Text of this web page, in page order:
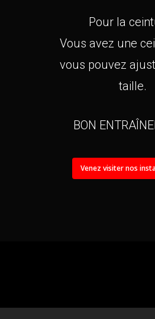
Pour la
Vous avez une
vous pouvez
taille.
BON
Venez visiter nos